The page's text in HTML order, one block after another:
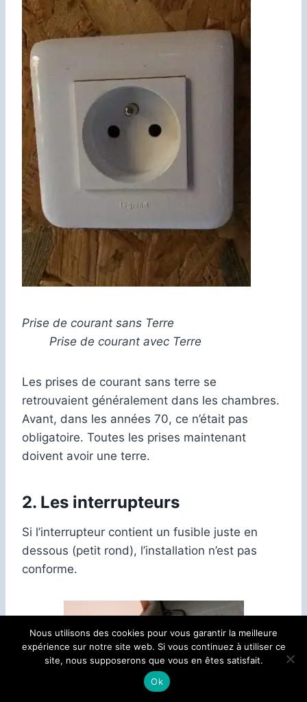
Prise de courant sans Terre
Prise de courant avec Terre
Les prises de courant sans terre se
retrouvaient généralement dans les chambres.
Avant, dans les années 70, ce n’était pas
obligatoire. Toutes les prises maintenant
doivent avoir une terre.
2. Les interrupteurs
Si l’interrupteur contient un fusible juste en
dessous (petit rond), l’installation n’est pas
conforme.
Nous utilisons des cookies pour vous garantir la meilleure
expérience sur notre site web. Si vous continuez à utiliser ce
site, nous supposerons que vous en êtes satisfait.
Ok